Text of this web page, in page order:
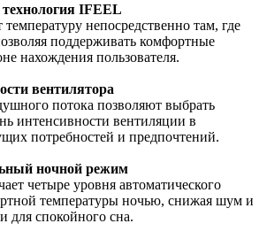
IFEEL
непосредственно там, где
поддерживать комфортные
нахождения пользователя.
вентилятора
потока позволяют выбрать
интенсивности вентиляции в
потребностей и предпочтений.
ночной режим
четыре уровня автоматического
температуры ночью, снижая шум и
для спокойного сна.